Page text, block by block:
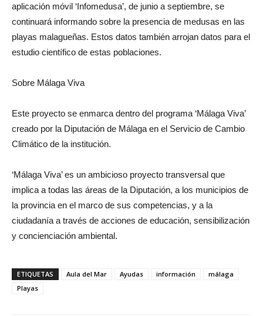
aplicación móvil ‘Infomedusa’, de junio a septiembre, se
continuará informando sobre la presencia de medusas en las
playas malagueñas. Estos datos también arrojan datos para el
estudio científico de estas poblaciones.
Sobre Málaga Viva
Este proyecto se enmarca dentro del programa ‘Málaga Viva’
creado por la Diputación de Málaga en el Servicio de Cambio
Climático de la institución.
‘Málaga Viva’ es un ambicioso proyecto transversal que
implica a todas las áreas de la Diputación, a los municipios de
la provincia en el marco de sus competencias, y a la
ciudadanía a través de acciones de educación, sensibilización
y concienciación ambiental.
ETIQUETAS Aula del Mar Ayudas información
málaga
Playas